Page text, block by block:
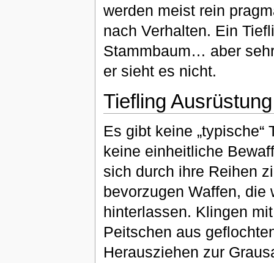
werden meist rein
nach Verhalten. Ein
Stammbaum… aber
er sieht es nicht.
Tiefling Ausrüstung
Es gibt keine
keine einheitliche
sich durch ihre Reihen
bevorzugen Waffen, die
hinterlassen. Klingen
Peitschen aus
Herausziehen zur